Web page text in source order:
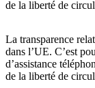
de la liberté de
La transparence
dans l’UE. C’est
d’assistance
de la liberté de